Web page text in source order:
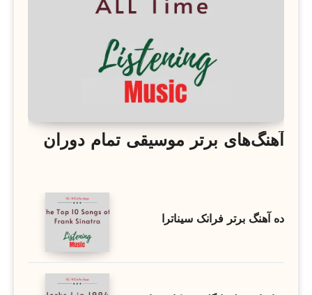
آهنگ‌های برتر موسیقی تمام دوران
ده آهنگ برتر فرانک سیناترا